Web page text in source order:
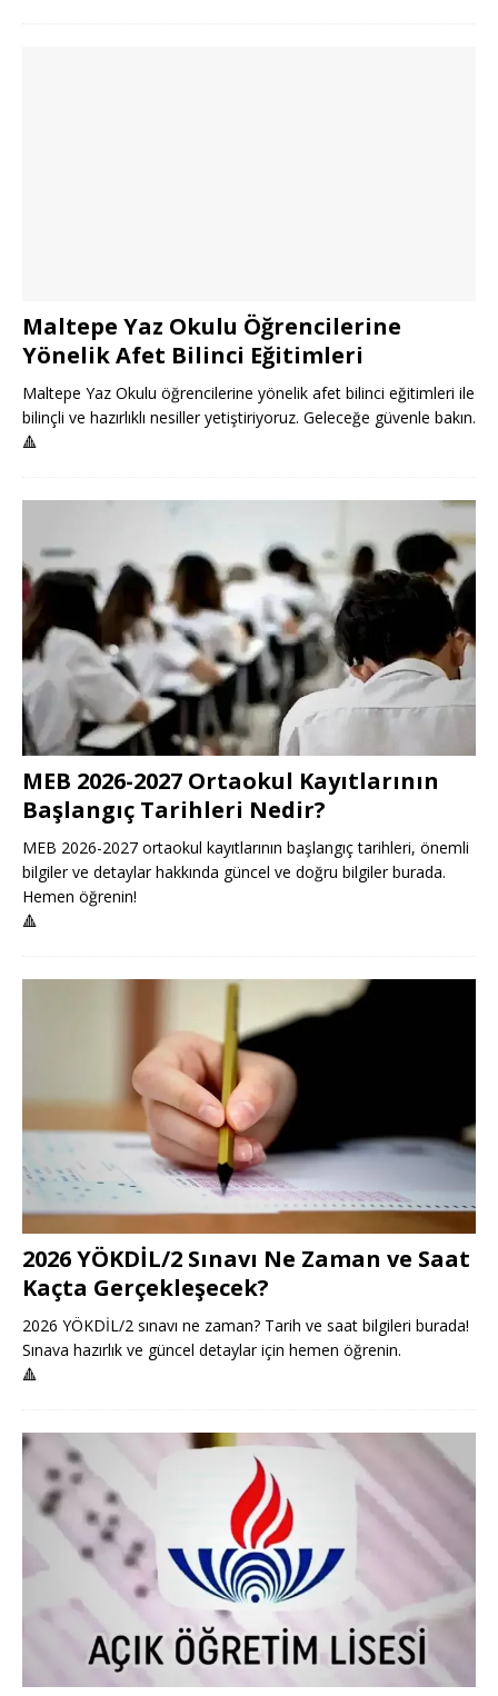
Maltepe Yaz Okulu Öğrencilerine
Yönelik Afet Bilinci Eğitimleri
Maltepe Yaz Okulu öğrencilerine yönelik afet bilinci eğitimleri ile
bilinçli ve hazırlıklı nesiller yetiştiriyoruz. Geleceğe güvenle bakın.
🔺
MEB 2026-2027 Ortaokul Kayıtlarının
Başlangıç Tarihleri Nedir?
MEB 2026-2027 ortaokul kayıtlarının başlangıç tarihleri, önemli
bilgiler ve detaylar hakkında güncel ve doğru bilgiler burada.
Hemen öğrenin!
🔺
2026 YÖKDİL/2 Sınavı Ne Zaman ve Saat
Kaçta Gerçekleşecek?
2026 YÖKDİL/2 sınavı ne zaman? Tarih ve saat bilgileri burada!
Sınava hazırlık ve güncel detaylar için hemen öğrenin.
🔺